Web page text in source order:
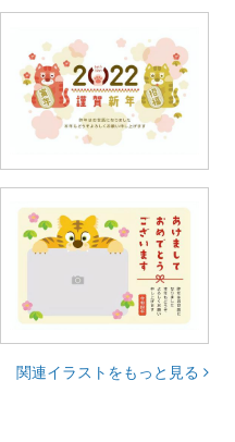
関連イラストをもっと見る